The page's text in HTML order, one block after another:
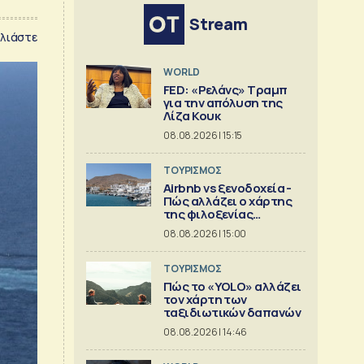
Stream
WORLD
FED: «Ρελάνς» Τραμπ
για την απόλυση της
Λίζα Κουκ
08.08.2026 | 15:15
ΤΟΥΡΙΣΜΟΣ
Airbnb vs ξενοδοχεία -
Πώς αλλάζει ο χάρτης
της φιλοξενίας
[γραφήματα]
08.08.2026 | 15:00
ΤΟΥΡΙΣΜΟΣ
Πώς το «YOLO» αλλάζει
τον χάρτη των
ταξιδιωτικών δαπανών
08.08.2026 | 14:46